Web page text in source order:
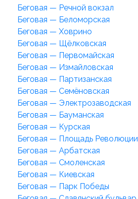
Беговая — Речной вокзал
Беговая — Беломорская
Беговая — Ховрино
Беговая — Щёлковская
Беговая — Первомайская
Беговая — Измайловская
Беговая — Партизанская
Беговая — Семёновская
Беговая — Электрозаводская
Беговая — Бауманская
Беговая — Курская
Беговая — Площадь Революции
Беговая — Арбатская
Беговая — Смоленская
Беговая — Киевская
Беговая — Парк Победы